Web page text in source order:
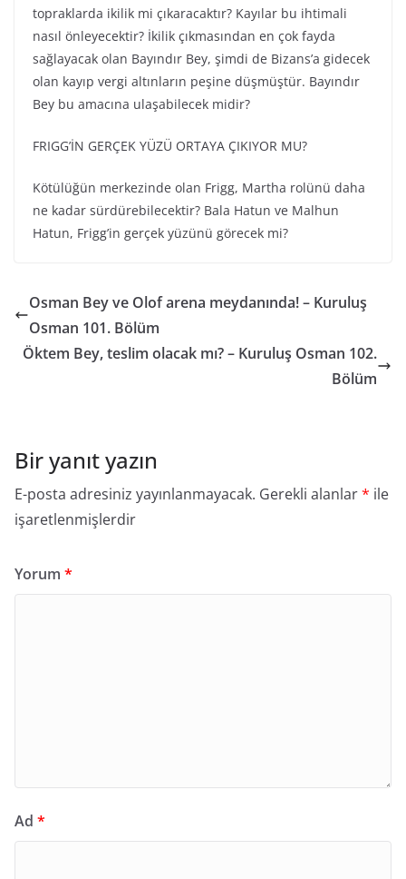
topraklarda ikilik mi çıkaracaktır? Kayılar bu ihtimali
nasıl önleyecektir? İkilik çıkmasından en çok fayda
sağlayacak olan Bayındır Bey, şimdi de Bizans’a gidecek
olan kayıp vergi altınların peşine düşmüştür. Bayındır
Bey bu amacına ulaşabilecek midir?
FRIGG’İN GERÇEK YÜZÜ ORTAYA ÇIKIYOR MU?
Kötülüğün merkezinde olan Frigg, Martha rolünü daha
ne kadar sürdürebilecektir? Bala Hatun ve Malhun
Hatun, Frigg’in gerçek yüzünü görecek mi?
Osman Bey ve Olof arena meydanında! – Kuruluş
Osman 101. Bölüm
Öktem Bey, teslim olacak mı? – Kuruluş Osman 102.
Bölüm
Bir yanıt yazın
E-posta adresiniz yayınlanmayacak. Gerekli alanlar* ile
işaretlenmişlerdir
Yorum *
Ad *